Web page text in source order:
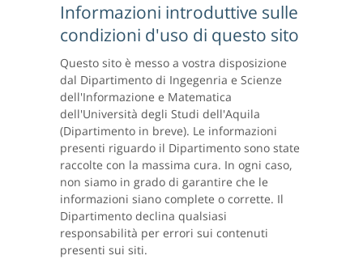
Informazioni introduttive sulle
condizioni d'uso di questo sito
Questo sito è messo a vostra disposizione
dal Dipartimento di Ingegenria e Scienze
dell'Informazione e Matematica
dell'Università degli Studi dell'Aquila
(Dipartimento in breve). Le informazioni
presenti riguardo il Dipartimento sono state
raccolte con la massima cura. In ogni caso,
non siamo in grado di garantire che le
informazioni siano complete o corrette. Il
Dipartimento declina qualsiasi
responsabilità per errori sui contenuti
presenti sui siti.